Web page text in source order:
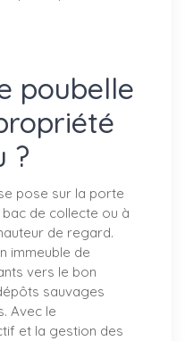
poubelle
?
pose sur la porte
de collecte ou à
de regard.
immeuble de
vers le bon
sauvages
Avec le
et la gestion des